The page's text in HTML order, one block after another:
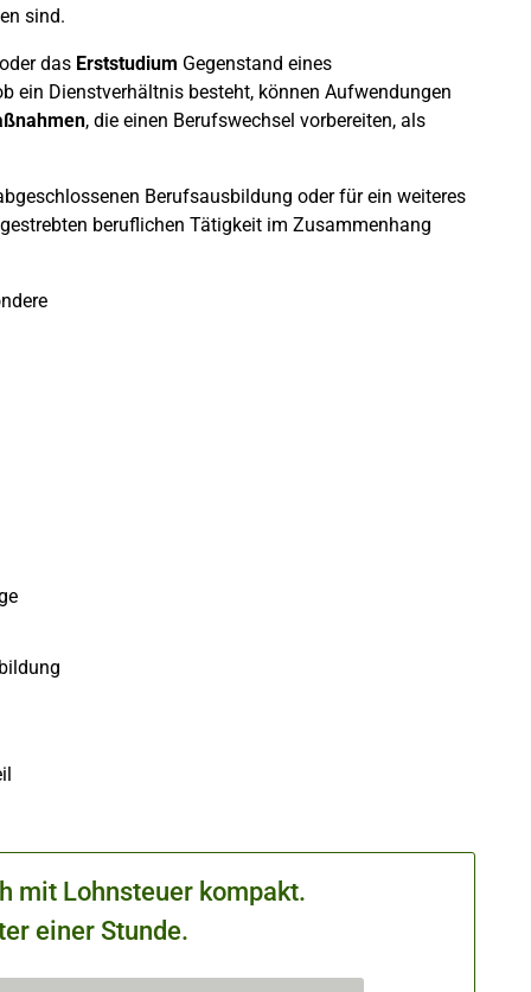
sind.
oder das Erststudium Gegenstand eines
ein Dienstverhältnis besteht, können Aufwendungen
, die einen Berufswechsel vorbereiten, als
Berufsausbildung oder für ein weiteres
beruflichen Tätigkeit im Zusammenhang
mit Lohnsteuer kompakt.
einer Stunde.